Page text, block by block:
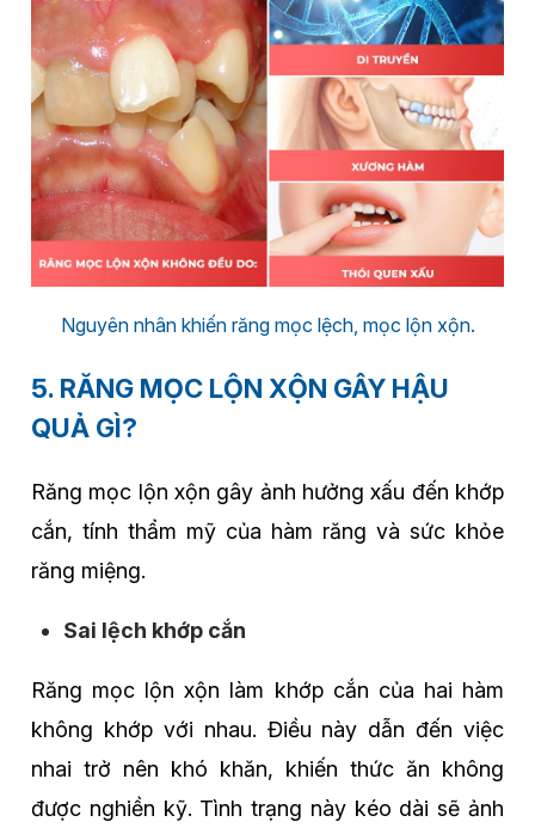
Nguyên nhân khiến răng mọc lệch, mọc lộn xộn.
5. RĂNG MỌC LỘN XỘN GÂY HẬU
QUẢ GÌ?
Răng mọc lộn xộn gây ảnh hưởng xấu đến khớp
cắn, tính thẩm mỹ của hàm răng và sức khỏe
răng miệng.
Sai lệch khớp cắn
Răng mọc lộn xộn làm khớp cắn của hai hàm
không khớp với nhau. Điều này dẫn đến việc
nhai trở nên khó khăn, khiến thức ăn không
được nghiền kỹ. Tình trạng này kéo dài sẽ ảnh